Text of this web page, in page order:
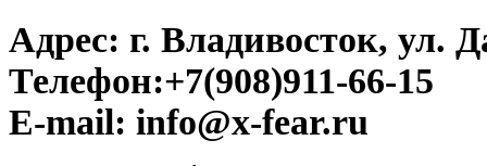
Адрес: г. Владивосток, ул.
Телефон:+7(908)911-66-15
E-mail: info@x-fear.ru